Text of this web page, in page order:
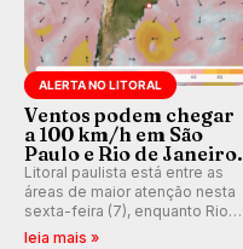
ALERTA NO LITORAL
Ventos podem chegar
a 100 km/h em São
Paulo e Rio de Janeiro.
Litoral paulista está entre as
áreas de maior atenção nesta
sexta-feira (7), enquanto Rio
de Janeiro também recebe
leia mais »